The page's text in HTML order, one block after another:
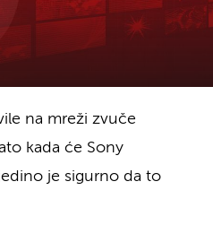
na mreži zvuče
kada će Sony
je sigurno da to